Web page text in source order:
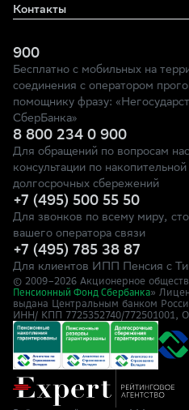
Контакты
900
Бесплатно с мобильных на
соединения с оператором
помощнику фразу:
СберБанка»
8 800 234 0 900
Для обращений по вопросам
консультации по
долгосрочных сбережений
+7 (495) 500 55 50
Для звонков по всему миру,
вашего оператора связи
+7 (495) 785 38 87
Для клиентов ИПП Пенсия с
© 2009–2026 Акционерное
Пенсионный Фонд Сбербанка»
выдана Центральным банком
ИНН/ КПП 7725352740/772501001,